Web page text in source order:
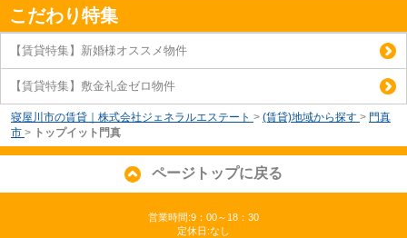
こだわり特集
【賃貸特集】新婚様オススメ物件
【賃貸特集】敷金礼金ゼロ物件
寝屋川市の賃貸｜株式会社ジェネラルエステート > (賃貸)地域から探す > 門真
市 > トップイット門真
ページトップに戻る
営業時間:9：00～18：30
定休日:なし